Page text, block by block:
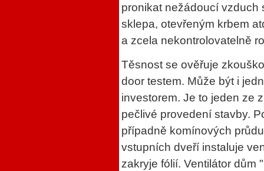
pronikat nežádoucí vzduch
sklepa, otevřeným krbem
a zcela nekontrolovatelně
Těsnost se ověřuje
door testem. Může být i
investorem. Je to jeden ze
pečlivé provedení stavby.
případně komínových
vstupních dveří instaluje
zakryje fólií. Ventilátor dům